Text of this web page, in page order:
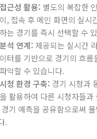
근성 활용: 별도의 복잡한
, 접속 후 메인 화면의 실시
는 경기를 즉시 선택할 수
석 연계: 제공되는 실시간
터를 기반으로 경기의 흐름
악할 수 있습니다.
청 환경 구축: 경기 시청과
활용하여 다른 시청자들과
기 예측을 공유함으로써
.